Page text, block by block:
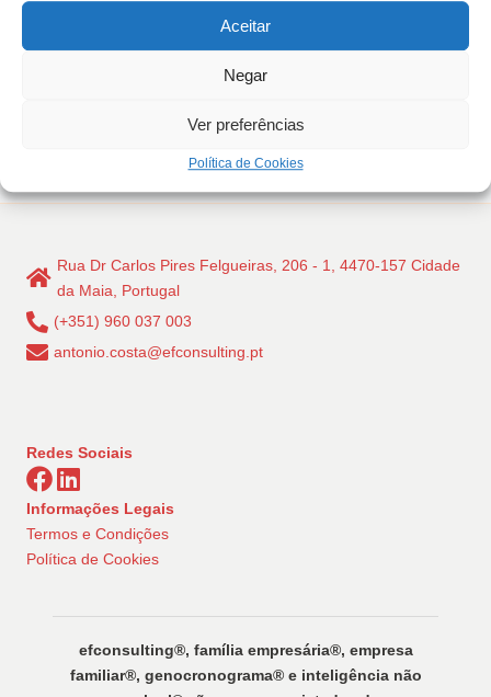
Aceitar
Negar
Ver preferências
Política de Cookies
Rua Dr Carlos Pires Felgueiras, 206 - 1, 4470-157 Cidade
da Maia, Portugal
(+351) 960 037 003
antonio.costa@efconsulting.pt
Redes Sociais
Informações Legais
Termos e Condições
Política de Cookies
efconsulting®️, família empresária®️, empresa
familiar®️, genocronograma®️ e inteligência não